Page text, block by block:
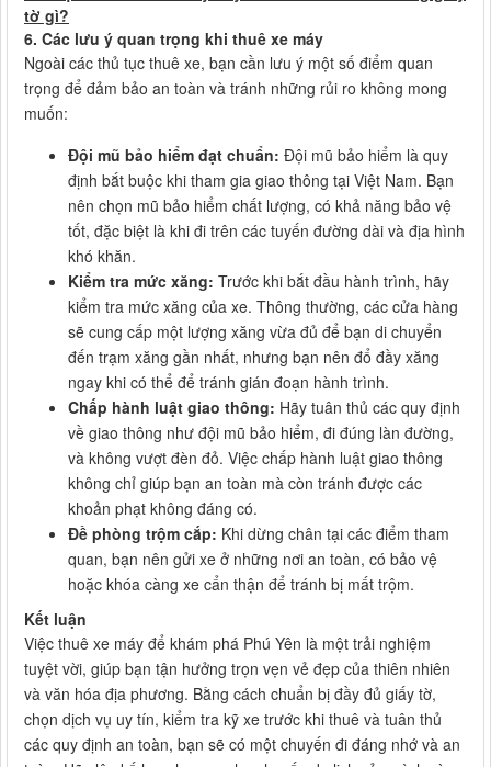
tờ gì?
6. Các lưu ý quan trọng khi thuê xe máy
Ngoài các thủ tục thuê xe, bạn cần lưu ý một số điểm quan
trọng để đảm bảo an toàn và tránh những rủi ro không mong
muốn:
Đội mũ bảo hiểm đạt chuẩn: Đội mũ bảo hiểm là quy
định bắt buộc khi tham gia giao thông tại Việt Nam. Bạn
nên chọn mũ bảo hiểm chất lượng, có khả năng bảo vệ
tốt, đặc biệt là khi đi trên các tuyến đường dài và địa hình
khó khăn.
Kiểm tra mức xăng: Trước khi bắt đầu hành trình, hãy
kiểm tra mức xăng của xe. Thông thường, các cửa hàng
sẽ cung cấp một lượng xăng vừa đủ để bạn di chuyển
đến trạm xăng gần nhất, nhưng bạn nên đổ đầy xăng
ngay khi có thể để tránh gián đoạn hành trình.
Chấp hành luật giao thông: Hãy tuân thủ các quy định
về giao thông như đội mũ bảo hiểm, đi đúng làn đường,
và không vượt đèn đỏ. Việc chấp hành luật giao thông
không chỉ giúp bạn an toàn mà còn tránh được các
khoản phạt không đáng có.
Đề phòng trộm cắp: Khi dừng chân tại các điểm tham
quan, bạn nên gửi xe ở những nơi an toàn, có bảo vệ
hoặc khóa càng xe cẩn thận để tránh bị mất trộm.
Kết luận
Việc thuê xe máy để khám phá Phú Yên là một trải nghiệm
tuyệt vời, giúp bạn tận hưởng trọn vẹn vẻ đẹp của thiên nhiên
và văn hóa địa phương. Bằng cách chuẩn bị đầy đủ giấy tờ,
chọn dịch vụ uy tín, kiểm tra kỹ xe trước khi thuê và tuân thủ
các quy định an toàn, bạn sẽ có một chuyến đi đáng nhớ và an